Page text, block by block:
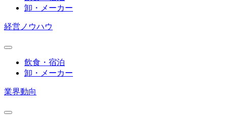
卸・メーカー
経営ノウハウ
飲食・宿泊
卸・メーカー
業界動向